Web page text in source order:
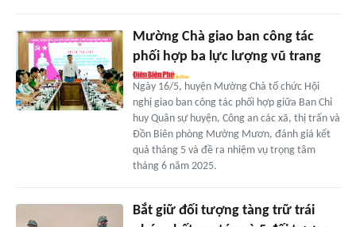
Mường Chà giao ban công tác
phối hợp ba lực lượng vũ trang
Ngày 16/5, huyện Mường Chà tổ chức Hội
nghị giao ban công tác phối hợp giữa Ban Chỉ
huy Quân sự huyện, Công an các xã, thị trấn và
Đồn Biên phòng Mường Mươn, đánh giá kết
quả tháng 5 và đề ra nhiệm vụ trọng tâm
tháng 6 năm 2025.
Bắt giữ đối tượng tàng trữ trái